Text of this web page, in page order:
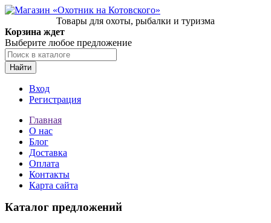
Товары для охоты, рыбалки и туризма
Корзина ждет
Выберите любое предложение
Найти
Вход
Регистрация
Главная
О нас
Блог
Доставка
Оплата
Контакты
Карта сайта
Каталог предложений